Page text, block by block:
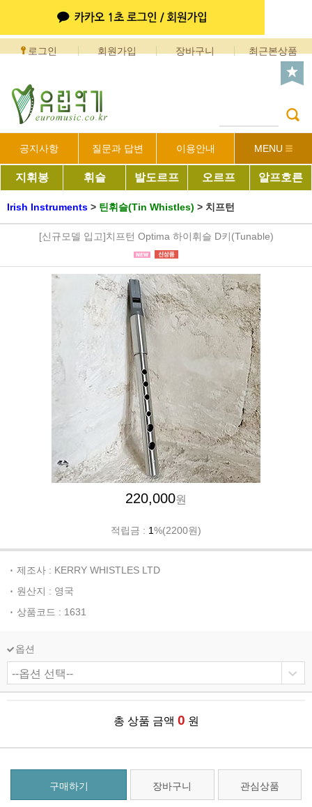
로그인 회원가입 장바구니 최근본상품
공지사항 질문과 답변 이용안내 MENU
지휘봉 휘슬 발도르프 오르프 알프호른
Irish Instruments > 틴휘슬(Tin Whistles) > 치프턴
[신규모델 입고]치프턴 Optima 하이휘슬 D키(Tunable)
220,000원
적립금 : 1%(2200원)
제조사 : KERRY WHISTLES LTD
원산지 : 영국
상품코드 : 1631
옵션
총 상품 금액 0 원
구매하기 장바구니 관심상품